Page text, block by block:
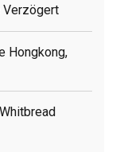
Verzögert
Hongkong,